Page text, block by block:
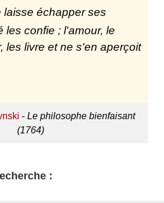
laisse échapper ses
les confie ; l'amour, le
les livre et ne s'en aperçoit
- Le philosophe bienfaisant
(1764)
: